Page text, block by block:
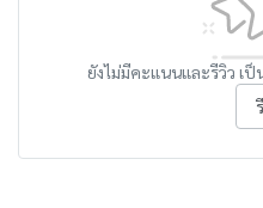
ยังไม่มีคะแนนและรีวิว เ